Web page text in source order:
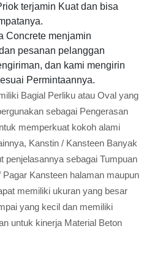
terjamin Kuat dan bisa
Concrete menjamin
pesanan pelanggan
dan kami mengirin
Permintaannya.
Bagial Perliku atau Oval yang
sebagai Pengerasan
memperkuat kokoh alami
Kanstin / Kansteen Banyak
penjelasannya sebagai Tumpuan
Kansteen halaman maupun
memiliki ukuran yang besar
yang kecil dan memiliki
untuk kinerja Material Beton